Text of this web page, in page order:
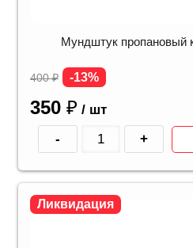
Мундштук
400₽ -13%
350 ₽ / шт
- +
Ликвидация